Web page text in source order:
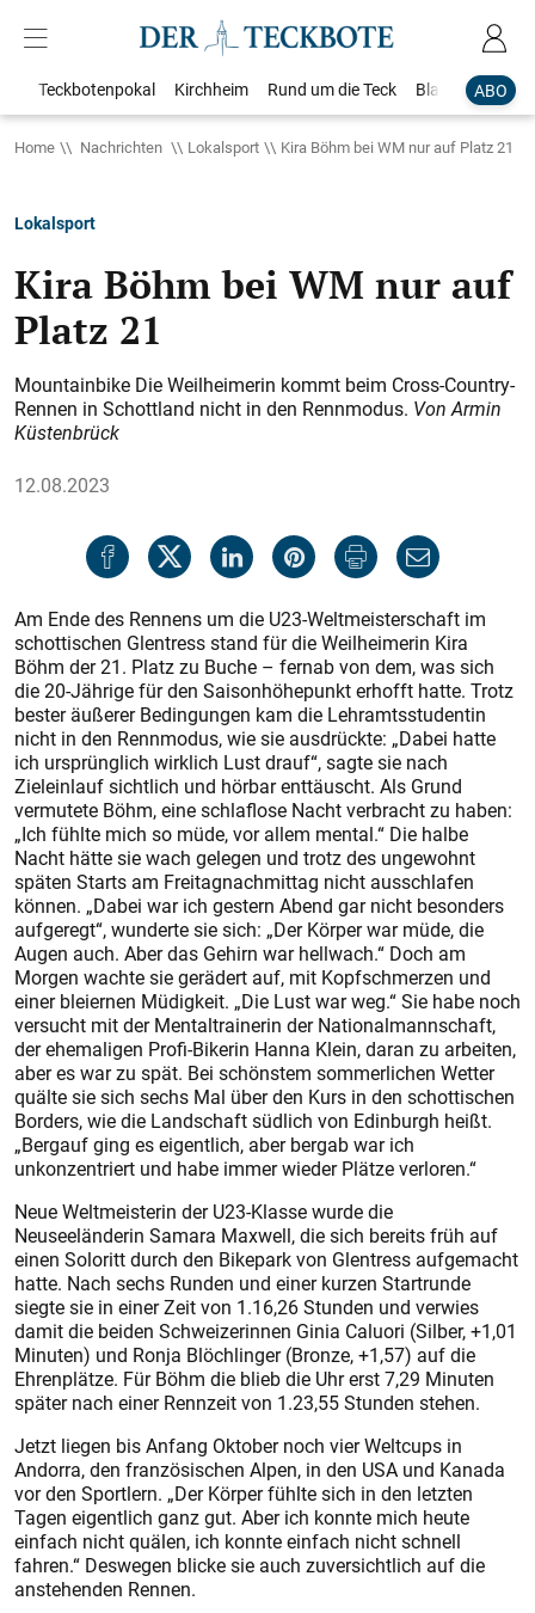
ABO
Teckbotenpokal Kirchheim Rund um die Teck Blaulicht
Home Nachrichten Lokalsport Kira Böhm bei WM nur auf Platz 21
Lokalsport
Kira Böhm bei WM nur auf
Platz 21
Mountainbike Die Weilheimerin kommt beim Cross-Country-
Rennen in Schottland nicht in den Rennmodus. Von Armin
Küstenbrück
12.08.2023
Am Ende des Rennens um die U23-Weltmeisterschaft im
schottischen Glentress stand für die Weilheimerin Kira
Böhm der 21. Platz zu Buche – fernab von dem, was sich
die 20-Jährige für den Saisonhöhepunkt erhofft hatte. Trotz
bester äußerer Bedingungen kam die Lehramtsstudentin
nicht in den Rennmodus, wie sie ausdrückte: „Dabei hatte
ich ursprünglich wirklich Lust drauf“, sagte sie nach
Zieleinlauf sichtlich und hörbar enttäuscht. Als Grund
vermutete Böhm, eine schlaflose Nacht verbracht zu haben:
„Ich fühlte mich so müde, vor allem mental.“ Die halbe
Nacht hätte sie wach gelegen und trotz des ungewohnt
späten Starts am Freitagnachmittag nicht ausschlafen
können. „Dabei war ich gestern Abend gar nicht besonders
aufgeregt“, wunderte sie sich: „Der Körper war müde, die
Augen auch. Aber das Gehirn war hellwach.“ Doch am
Morgen wachte sie gerädert auf, mit Kopfschmerzen und
einer bleiernen Müdigkeit. „Die Lust war weg.“ Sie habe noch
versucht mit der Mentaltrainerin der Nationalmannschaft,
der ehemaligen Profi-Bikerin Hanna Klein, daran zu arbeiten,
aber es war zu spät. Bei schönstem sommerlichen Wetter
quälte sie sich sechs Mal über den Kurs in den schottischen
Borders, wie die Landschaft südlich von Edinburgh heißt.
„Bergauf ging es eigentlich, aber bergab war ich
unkonzentriert und habe immer wieder Plätze verloren.“
Neue Weltmeisterin der U23-Klasse wurde die
Neuseeländerin Samara Maxwell, die sich bereits früh auf
einen Soloritt durch den Bikepark von Glentress aufgemacht
hatte. Nach sechs Runden und einer kurzen Startrunde
siegte sie in einer Zeit von 1.16,26 Stunden und verwies
damit die beiden Schweizerinnen Ginia Caluori (Silber, +1,01
Minuten) und Ronja Blöchlinger (Bronze, +1,57) auf die
Ehrenplätze. Für Böhm die blieb die Uhr erst 7,29 Minuten
später nach einer Rennzeit von 1.23,55 Stunden stehen.
Jetzt liegen bis Anfang Oktober noch vier Weltcups in
Andorra, den französischen Alpen, in den USA und Kanada
vor den Sportlern. „Der Körper fühlte sich in den letzten
Tagen eigentlich ganz gut. Aber ich konnte mich heute
einfach nicht quälen, ich konnte einfach nicht schnell
fahren.“ Deswegen blicke sie auch zuversichtlich auf die
anstehenden Rennen.